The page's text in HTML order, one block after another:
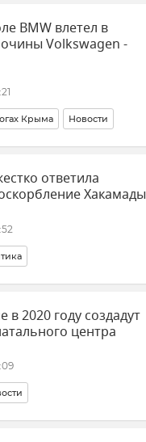
BMW влетел в
Volkswagen -
Крыма Новости
ответила
Хакамады
в 2020 году создадут
центра